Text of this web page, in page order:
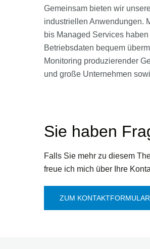
Gemeinsam bieten wir
industriellen Anwendungen.
bis Managed Services
Betriebsdaten bequem
Monitoring produzierender
und große Unternehmen
Sie haben
Falls Sie mehr zu diesem
freue ich mich über Ihre
ZUM KONTAKTFORMULAR